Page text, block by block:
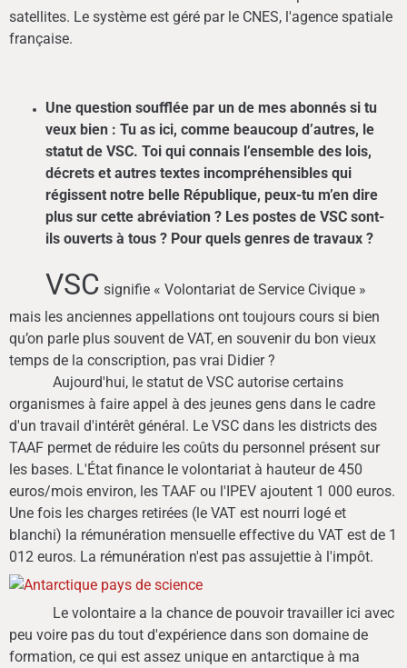
satellites. Le système est géré par le CNES, l'agence spatiale
française.
Une question soufflée par un de mes abonnés si tu
veux bien : Tu as ici, comme beaucoup d’autres, le
statut de VSC. Toi qui connais l’ensemble des lois,
décrets et autres textes incompréhensibles qui
régissent notre belle République, peux-tu m’en dire
plus sur cette abréviation ? Les postes de VSC sont-
ils ouverts à tous ? Pour quels genres de travaux ?
VSC signifie « Volontariat de Service Civique »
mais les anciennes appellations ont toujours cours si bien
qu’on parle plus souvent de VAT, en souvenir du bon vieux
temps de la conscription, pas vrai Didier ?
Aujourd'hui, le statut de VSC autorise certains
organismes à faire appel à des jeunes gens dans le cadre
d'un travail d'intérêt général. Le VSC dans les districts des
TAAF permet de réduire les coûts du personnel présent sur
les bases. L'État finance le volontariat à hauteur de 450
euros/mois environ, les TAAF ou l'IPEV ajoutent 1 000 euros.
Une fois les charges retirées (le VAT est nourri logé et
blanchi) la rémunération mensuelle effective du VAT est de 1
012 euros. La rémunération n'est pas assujettie à l'impôt.
Le volontaire a la chance de pouvoir travailler ici avec
peu voire pas du tout d'expérience dans son domaine de
formation, ce qui est assez unique en antarctique à ma